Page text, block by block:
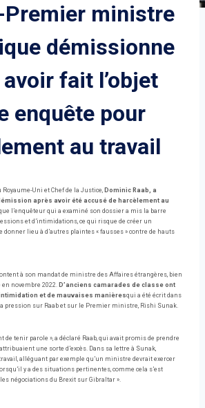
Premier ministre
démissionne
fait l’objet
enquête pour
au travail
Uni et Chef de la Justice, Dominic Raab, a
après avoir été accusé de harcèlement au
l’enquêteur qui a examiné son dossier a mis la barre
et d’intimidations, ce qui risque de créer un
donner lieu à d’autres plaintes « fausses » contre de hauts
à son mandat de ministre des Affaires étrangères, bien
novembre 2022. D’anciens camarades de classe ont
et de mauvaises manièresqui a été écrit dans
pression sur Raab et sur le Premier ministre, Rishi Sunak.
de tenir parole », a déclaré Raab, qui avait promis de prendre
une sorte d’excès. Dans sa lettre à Sunak,
alléguant par exemple qu’un ministre devrait exercer
y a des situations pertinentes, comme cela s’est
négociations du Brexit sur Gibraltar ».